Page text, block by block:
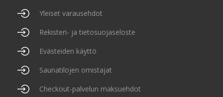
Yleiset varausehdot
Rekisteri- ja tietosuojaseloste
Evästeiden käyttö
Saunatilojen omistajat
Checkout-palvelun maksuehdot